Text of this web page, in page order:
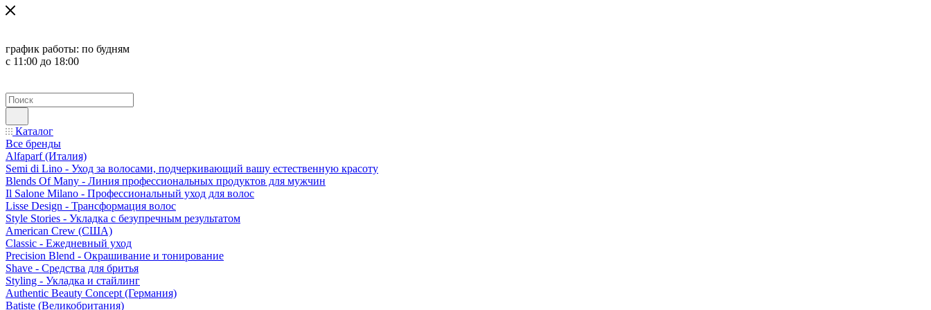
график работы: по будням
с 11:00 до 18:00
Каталог
Все бренды
Alfaparf (Италия)
Semi di Lino - Уход за волосами, подчеркивающий вашу естественную красоту
Blends Of Many - Линия профессиональных продуктов для мужчин
Il Salone Milano - Профессиональный уход для волос
Lisse Design - Трансформация волос
Style Stories - Укладка с безупречным результатом
American Crew (США)
Classic - Ежедневный уход
Precision Blend - Окрашивание и тонирование
Shave - Средства для бритья
Styling - Укладка и стайлинг
Authentic Beauty Concept (Германия)
Batiste (Великобритания)